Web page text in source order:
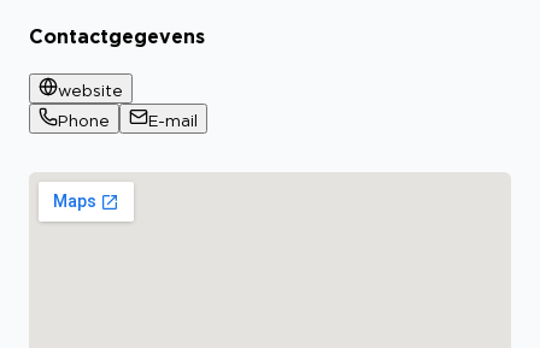
Contactgegevens
website
Phone
E-mail